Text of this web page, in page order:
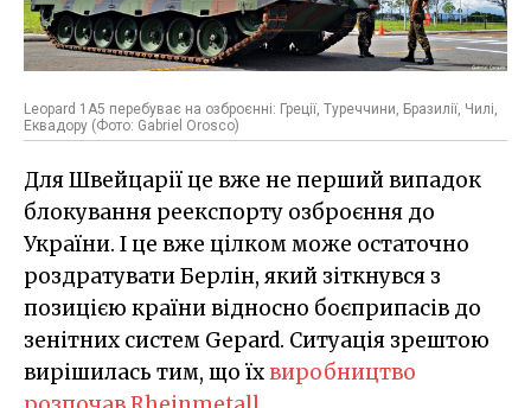
Leopard 1A5 перебуває на озброєнні: Греції, Туреччини, Бразилії, Чилі,
Еквадору (Фото: Gabriel Orosco)
Для Швейцарії це вже не перший випадок
блокування реекспорту озброєння до
України. І це вже цілком може остаточно
роздратувати Берлін, який зіткнувся з
позицією країни відносно боєприпасів до
зенітних систем Gepard. Ситуація зрештою
вирішилась тим, що їхвиробництво